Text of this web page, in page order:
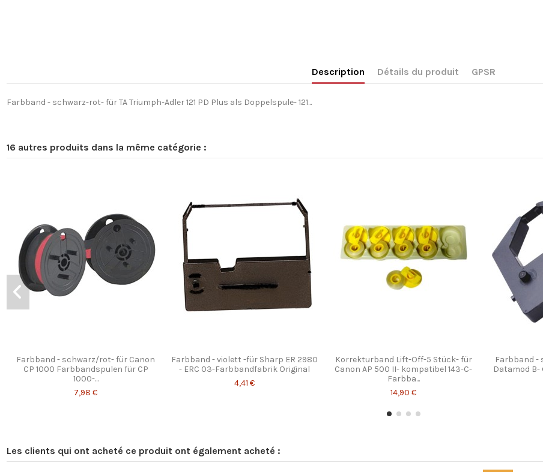
Description Détails du produit GPSR
Farbband - schwarz-rot- für TA Triumph-Adler 121 PD Plus als Doppelspule- 121...
16 autres produits dans la même catégorie :
Farbband - schwarz/rot- für Canon
CP 1000 Farbbandspulen für CP
1000-...
7,98 €
Farbband - violett -für Sharp ER 2980
- ERC 03-Farbbandfabrik Original
4,41 €
Korrekturband Lift-Off-5 Stück- für
Canon AP 500 II- kompatibel 143-C-
Farbba...
14,90 €
Farbband -
Datamod
Les clients qui ont acheté ce produit ont également acheté :